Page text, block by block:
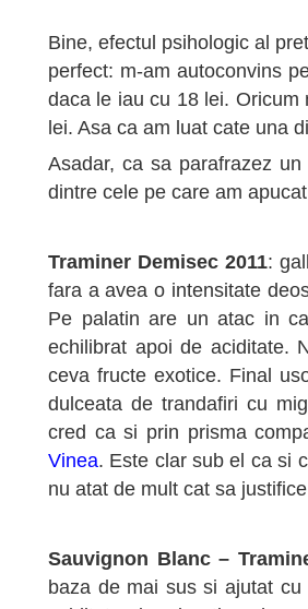
Bine, efectul psihologic al
perfect: m-am autoconvins
daca le iau cu 18 lei.
lei. Asa ca am luat cate una
Asadar, ca sa parafrazez
dintre cele pe care am
Traminer Demisec 2011:
fara a avea o intensitate
Pe palatin are un atac in
echilibrat apoi de aciditate.
ceva fructe exotice. Final
dulceata de trandafiri cu
cred ca si prin prisma
Vinea. Este clar sub el ca si
nu atat de mult cat sa
Sauvignon Blanc –
baza de mai sus si ajutat